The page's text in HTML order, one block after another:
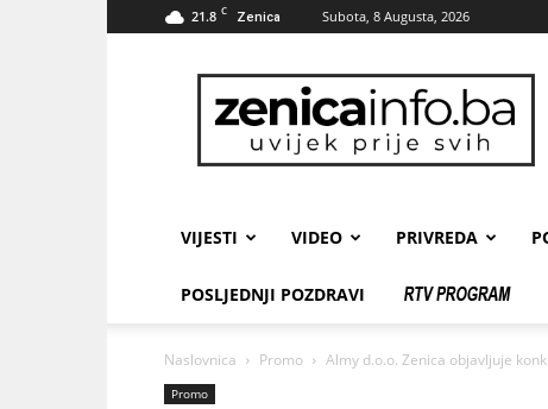
21.8 C Zenica Subota, 8 Augusta, 2026
zenicainfo.ba
VIJESTI VIDEO PRIVREDA
POSLJEDNJI POZDRAVI
Naslovnica Promo Almy d.o.o. Zenica objavljuje
Promo